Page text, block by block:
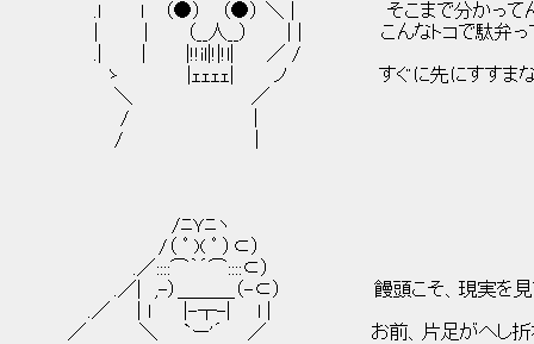
.l ｌ （●） （●） ＼ | そこまで分かってん
| | （__人__） | | こんなトコで駄弁ってる場合
.| | |!!il|!|!l| ／ /
ゝ |ｪｪｪｪ| ノ すぐに先にすすまないと・・
＼ ／
/ |
/ |
/ﾆＹﾆヽ
/（ ﾟ )( ﾟ ）⊂）
.／::::⌒｀´⌒::::⊂）
.／| ,-）＿＿＿（-⊂） 饅頭こそ、現実を見てモ
.／ | l |-┬-| l |
／ ＼ `ー'´ ／ お前、片足がへし折れて